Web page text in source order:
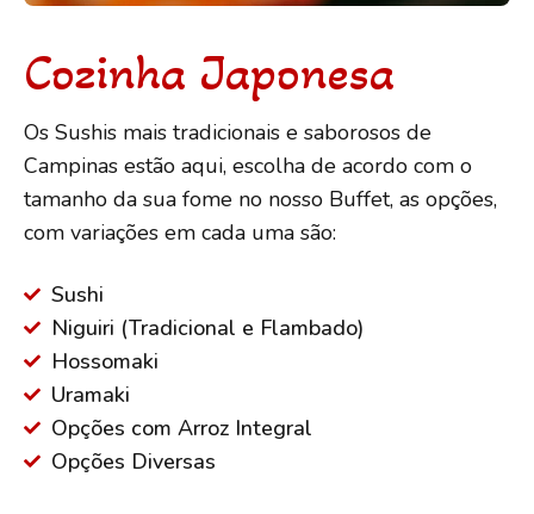
Cozinha Japonesa
Os Sushis mais tradicionais e saborosos de
Campinas estão aqui, escolha de acordo com o
tamanho da sua fome no nosso Buffet, as opções,
com variações em cada uma são:
Sushi
Niguiri (Tradicional e Flambado)
Hossomaki
Uramaki
Opções com Arroz Integral
Opções Diversas